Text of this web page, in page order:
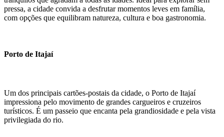
pressa, a cidade convida a desfrutar momentos leves em família,
com opções que equilibram natureza, cultura e boa gastronomia.
Porto de Itajaí
Um dos principais cartões-postais da cidade, o Porto de Itajaí
impressiona pelo movimento de grandes cargueiros e cruzeiros
turísticos. É um passeio que encanta pela grandiosidade e pela vista
privilegiada do rio.